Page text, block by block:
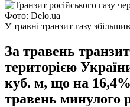
Фото: Delo.ua
У травні транзит газу
За травень
територією
куб. м, що на
травень минулого